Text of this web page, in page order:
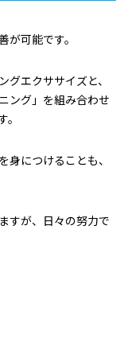
可能です。
エクササイズと、
ング」を組み合わせ
につけることも、
すが、日々の努力で